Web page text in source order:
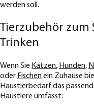
werden soll.
Tierzubehör zum
Trinken
Wenn Sie Katzen, Hunden,
oder Fischenein Zuhause
Haustierbedarf das
Haustiere umfasst: